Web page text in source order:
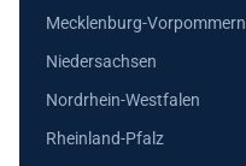
Mecklenburg-Vorpommern
Niedersachsen
Nordrhein-Westfalen
Rheinland-Pfalz